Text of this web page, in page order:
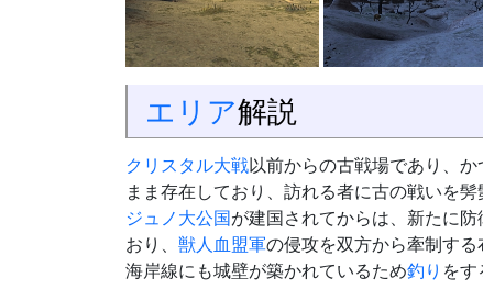
エリア解説
クリスタル大戦以前からの古戦場であり、か
まま存在しており、訪れる者に古の戦いを髣
ジュノ大公国が建国されてからは、新たに
おり、 獣人血盟軍の侵攻を双方から牽制する
海岸線にも城壁が築かれているため釣り をす